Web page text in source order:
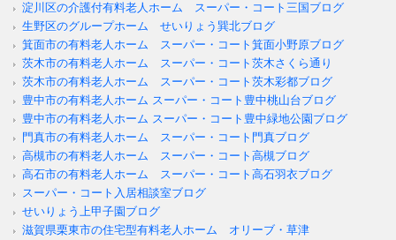
淀川区の介護付有料老人ホーム スーパー・コート三国ブログ
生野区のグループホーム せいりょう巽北ブログ
箕面市の有料老人ホーム スーパー・コート箕面小野原ブログ
茨木市の有料老人ホーム スーパー・コート茨木さくら通り
茨木市の有料老人ホーム スーパー・コート茨木彩都ブログ
豊中市の有料老人ホーム スーパー・コート豊中桃山台ブログ
豊中市の有料老人ホーム スーパー・コート豊中緑地公園ブログ
門真市の有料老人ホーム スーパー・コート門真ブログ
高槻市の有料老人ホーム スーパー・コート高槻ブログ
高石市の有料老人ホーム スーパー・コート高石羽衣ブログ
スーパー・コート入居相談室ブログ
せいりょう上甲子園ブログ
滋賀県栗東市の住宅型有料老人ホーム オリーブ・草津